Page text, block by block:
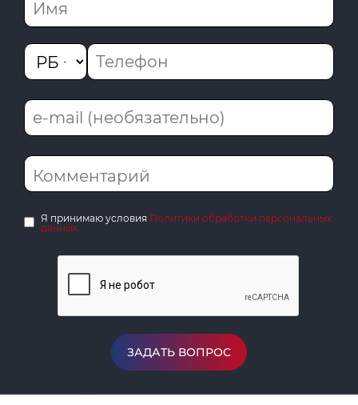
Я принимаю условия Политики обработки персональных
данных
ЗАДАТЬ ВОПРОС